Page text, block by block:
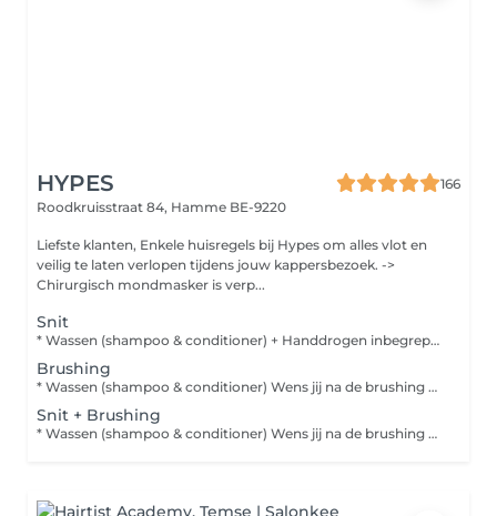
HYPES
166
Roodkruisstraat 84, Hamme BE-9220
Liefste klanten, Enkele huisregels bij Hypes om alles vlot en
veilig te laten verlopen tijdens jouw kappersbezoek. ->
Chirurgisch mondmasker is verp...
Snit
* Wassen (shampoo & conditioner) + Handdrogen inbegrepen. Bij handdrogen wordt geen borstel gebruikt. Liefs Charlien
Brushing
* Wassen (shampoo & conditioner) Wens jij na de brushing extra krullen of extra stijl haar? Vergeet dit dan niet apart bij te boeken. Liefs Charlien
Snit + Brushing
* Wassen (shampoo & conditioner) Wens jij na de brushing extra krullen of extra stijl haar? Vergeet dit dan niet apart bij te boeken. Liefs Charlien